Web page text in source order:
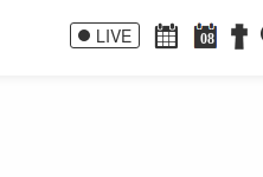
LIVE 08